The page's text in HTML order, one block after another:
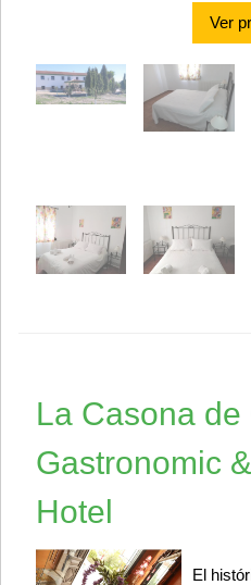
Ver
La Casona de
Gastronomic
Hotel
El